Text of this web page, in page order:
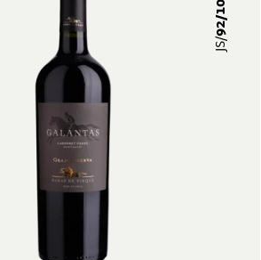
JS/
92/100